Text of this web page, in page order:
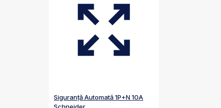
Siguranță Automată 1P+N 10A